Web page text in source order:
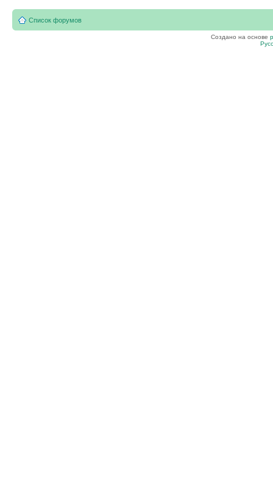
Список форумов
Создано на основе